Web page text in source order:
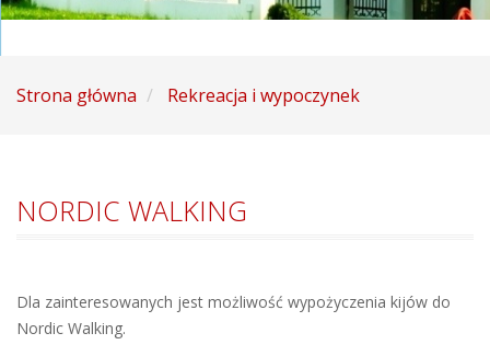
Strona główna Rekreacja i wypoczynek
NORDIC WALKING
Dla zainteresowanych jest możliwość wypożyczenia kijów do
Nordic Walking.